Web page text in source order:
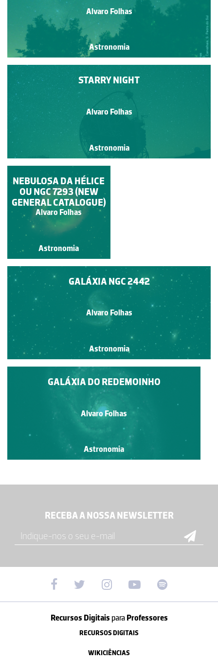
Alvaro Folhas
Astronomia
STARRY NIGHT
Alvaro Folhas
Astronomia
VIA LÁCTEA
Alvaro Folhas
Astronomia
NEBULOSA DA HÉLICE
OU NGC 7293 (NEW
GENERAL CATALOGUE)
Alvaro Folhas
Astronomia
GALÁXIA NGC 2442
Alvaro Folhas
Astronomia
GALÁXIA DO REDEMOINHO
Alvaro Folhas
Astronomia
RECEBA A NOSSA NEWSLETTER
Recursos Digitais paraProfessores
RECURSOS DIGITAIS
WIKICIÊNCIAS